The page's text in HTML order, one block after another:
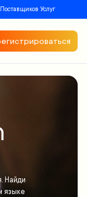
Услуг
Найди
языке